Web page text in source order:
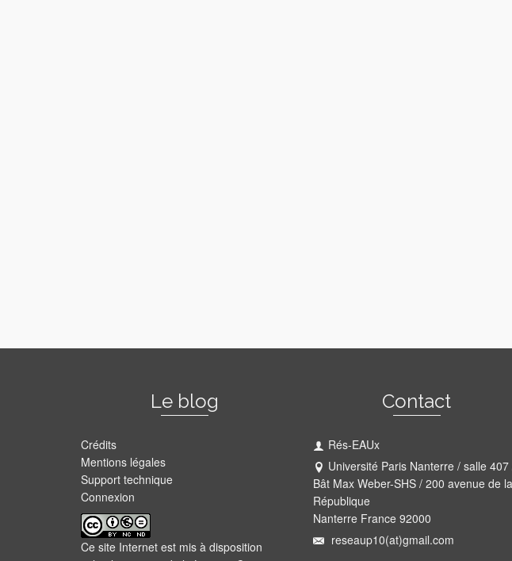
Le blog
Crédits
Mentions légales
Support technique
Connexion
Ce site Internet est mis à disposition
Contact
Rés-EAUx
Université Paris Nanterre / salle 407
Bât Max Weber-SHS / 200 avenue de la
République
Nanterre France 92000
reseaup10(at)gmail.com